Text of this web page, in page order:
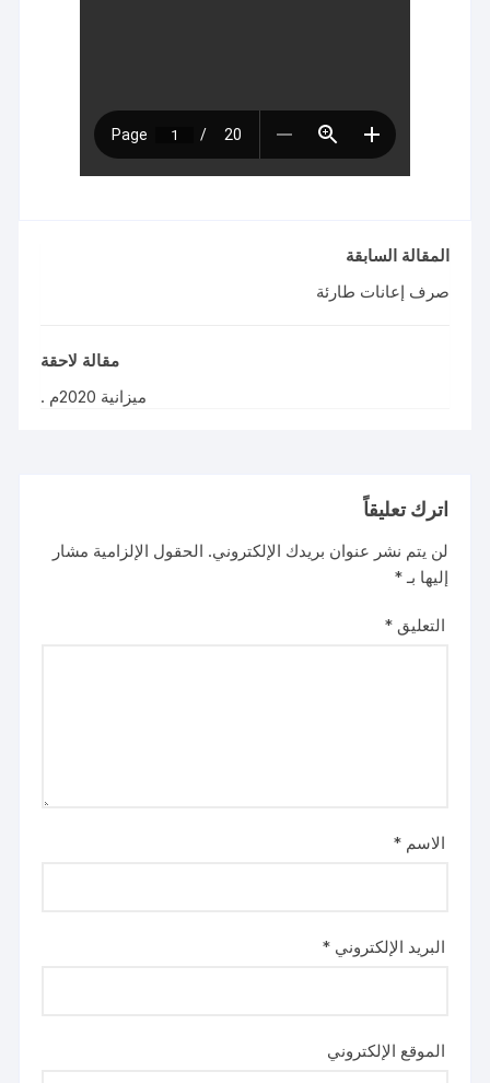
المقالة السابقة
صرف إعانات طارئة
مقالة لاحقة
ميزانية 2020م .
اترك تعليقاً
لن يتم نشر عنوان بريدك الإلكتروني. الحقول الإلزامية مشار
إليها بـ*
التعليق*
الاسم*
البريد الإلكتروني*
الموقع الإلكتروني